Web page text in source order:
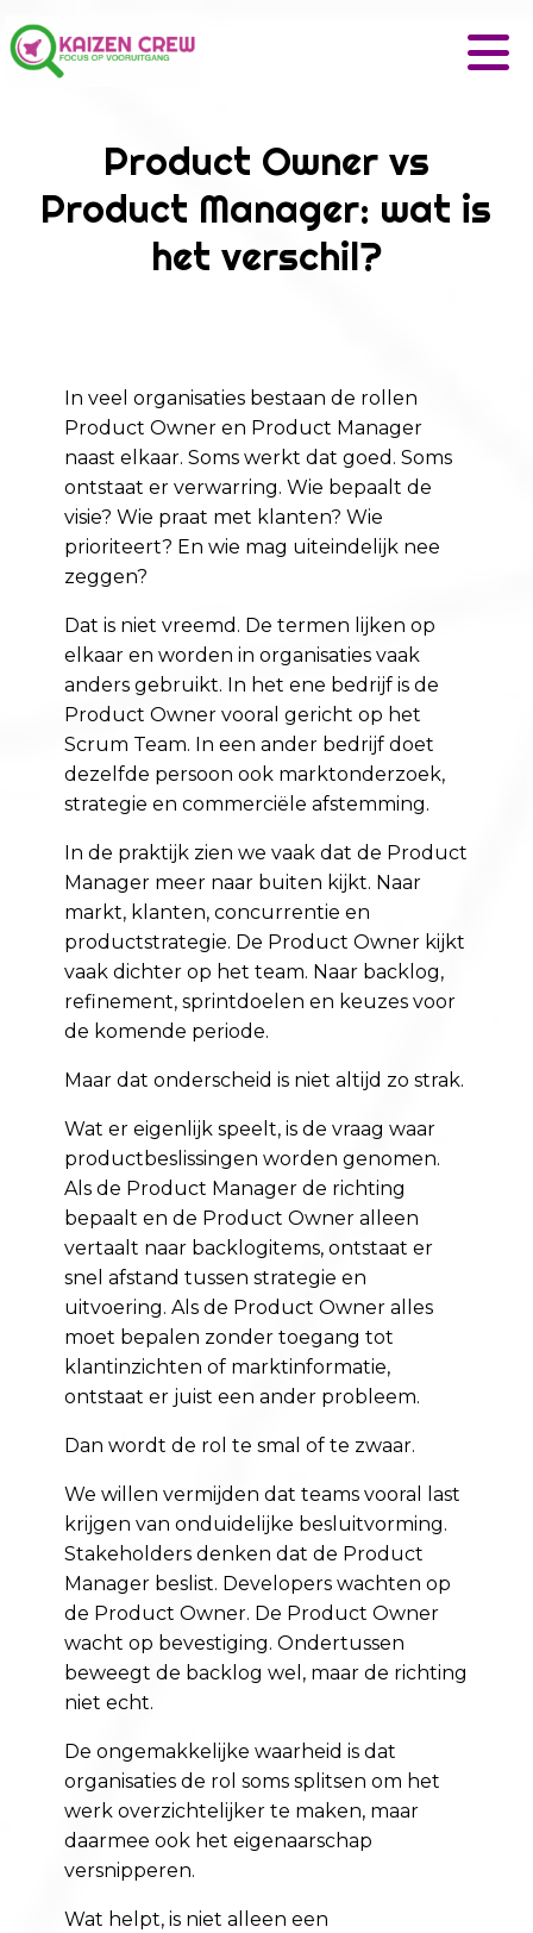
Product Owner vs
Product Manager: wat is
het verschil?
In veel organisaties bestaan de rollen
Product Owner en Product Manager
naast elkaar. Soms werkt dat goed. Soms
ontstaat er verwarring. Wie bepaalt de
visie? Wie praat met klanten? Wie
prioriteert? En wie mag uiteindelijk nee
zeggen?
Dat is niet vreemd. De termen lijken op
elkaar en worden in organisaties vaak
anders gebruikt. In het ene bedrijf is de
Product Owner vooral gericht op het
Scrum Team. In een ander bedrijf doet
dezelfde persoon ook marktonderzoek,
strategie en commerciële afstemming.
In de praktijk zien we vaak dat de Product
Manager meer naar buiten kijkt. Naar
markt, klanten, concurrentie en
productstrategie. De Product Owner kijkt
vaak dichter op het team. Naar backlog,
refinement, sprintdoelen en keuzes voor
de komende periode.
Maar dat onderscheid is niet altijd zo strak.
Wat er eigenlijk speelt, is de vraag waar
productbeslissingen worden genomen.
Als de Product Manager de richting
bepaalt en de Product Owner alleen
vertaalt naar backlogitems, ontstaat er
snel afstand tussen strategie en
uitvoering. Als de Product Owner alles
moet bepalen zonder toegang tot
klantinzichten of marktinformatie,
ontstaat er juist een ander probleem.
Dan wordt de rol te smal of te zwaar.
We willen vermijden dat teams vooral last
krijgen van onduidelijke besluitvorming.
Stakeholders denken dat de Product
Manager beslist. Developers wachten op
de Product Owner. De Product Owner
wacht op bevestiging. Ondertussen
beweegt de backlog wel, maar de richting
niet echt.
De ongemakkelijke waarheid is dat
organisaties de rol soms splitsen om het
werk overzichtelijker te maken, maar
daarmee ook het eigenaarschap
versnipperen.
Wat helpt, is niet alleen een